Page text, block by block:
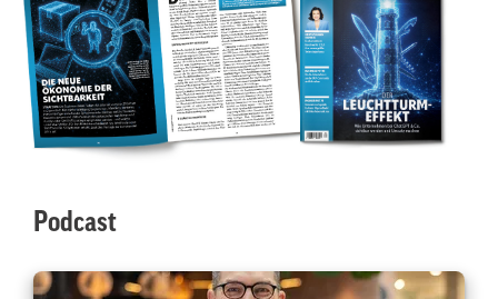
Podcast